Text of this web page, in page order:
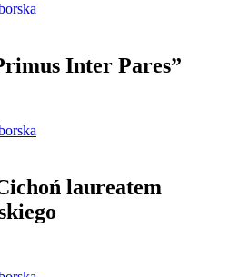
Inter Pares”
laureatem